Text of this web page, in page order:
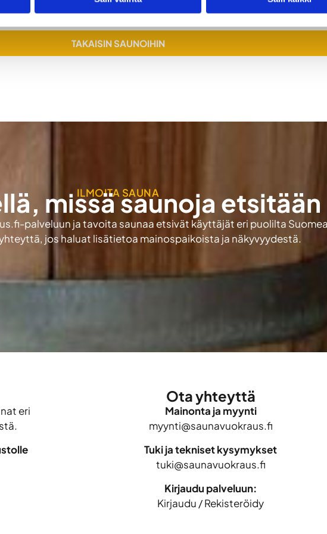
TAKAISIN SAUNOIHIN
ILMOITA SAUNA
missä saunoja etsitään
palveluun ja tavoita saunaa etsivät käyttäjät eri puolilta
jos haluat lisätietoa mainospaikoista ja näkyvyydestä.
eri
Ota yhteyttä
Mainonta ja myynti
myynti@saunavuokraus.fi
Tuki ja tekniset kysymykset
tuki@saunavuokraus.fi
Kirjaudu palveluun:
Kirjaudu /Rekisteröidy